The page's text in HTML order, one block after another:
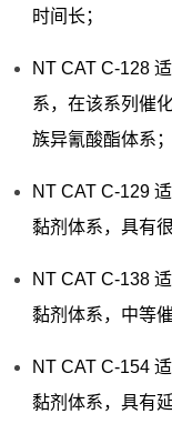
时间长；
NT CAT C-128
系，在该系列催
族异氰酸酯体系；
NT CAT C-129
黏剂体系，具有
NT CAT C-138
黏剂体系，中等
NT CAT C-154
黏剂体系，具有